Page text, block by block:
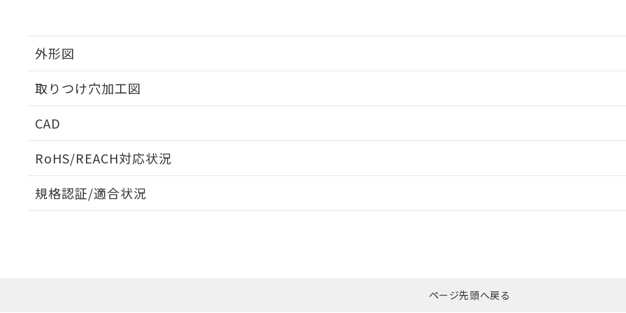
外形図
取りつけ穴加工図
CAD
RoHS/REACH対応状況
EU RoHS 注意事項・凡例
ダウンロードはこちら
規格認証/適合状況
ページ先頭へ戻る